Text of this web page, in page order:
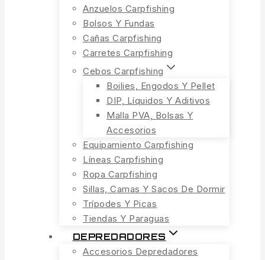
Anzuelos Carpfishing
Bolsos Y Fundas
Cañas Carpfishing
Carretes Carpfishing
Cebos Carpfishing
Boilies, Engodos Y Pellet
DIP, Líquidos Y Aditivos
Malla PVA, Bolsas Y
Accesorios
Equipamiento Carpfishing
Líneas Carpfishing
Ropa Carpfishing
Sillas, Camas Y Sacos De Dormir
Trípodes Y Picas
Tiendas Y Paraguas
DEPREDADORES
Accesorios Depredadores